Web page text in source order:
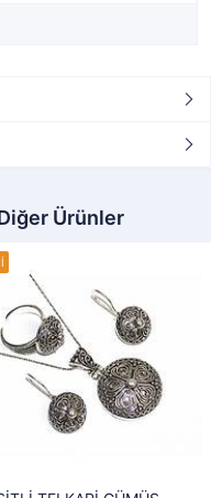
Ürünler